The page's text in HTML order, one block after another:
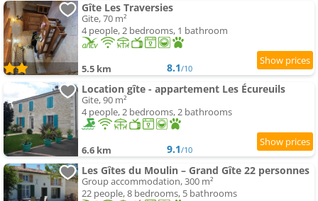
Gîte Les Traversies
Gite, 70 m²
4 people, 2 bedrooms, 1 bathroom
5.5 km 8.1/10
Location gîte - appartement Les Écureuils
Gite, 90 m²
4 people, 2 bedrooms, 2 bathrooms
6.6 km 9.1/10
Les Gîtes du Moulin – Grand Gîte 22 personnes
Group accommodation, 300 m²
22 people, 8 bedrooms, 5 bathrooms